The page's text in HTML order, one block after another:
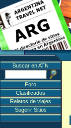
Buscar en ATN
Foro
Clasificados
Relatos de viajes
Sugerir Sitios